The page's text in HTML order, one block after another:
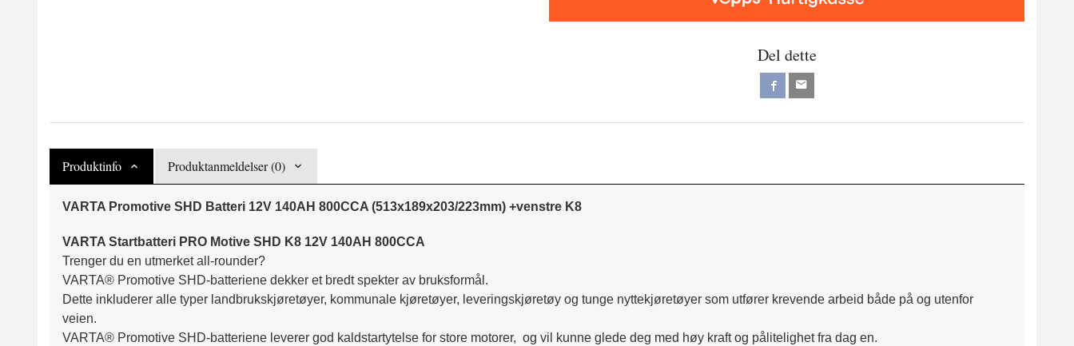
Del dette
Produktinfo Produktanmeldelser (0)
VARTA Promotive SHD Batteri 12V 140AH 800CCA (513x189x203/223mm) +venstre K8
VARTA Startbatteri PRO Motive SHD K8 12V 140AH 800CCA
Trenger du en utmerket all-rounder?
VARTA® Promotive SHD-batteriene dekker et bredt spekter av bruksformål.
Dette inkluderer alle typer landbrukskjøretøyer, kommunale kjøretøyer, leveringskjøretøy og tunge nyttekjøretøyer som utfører krevende arbeid både på og utenfor
veien.
VARTA® Promotive SHD-batteriene leverer god kaldstartytelse for store motorer, og vil kunne glede deg med høy kraft og pålitelighet fra dag en.